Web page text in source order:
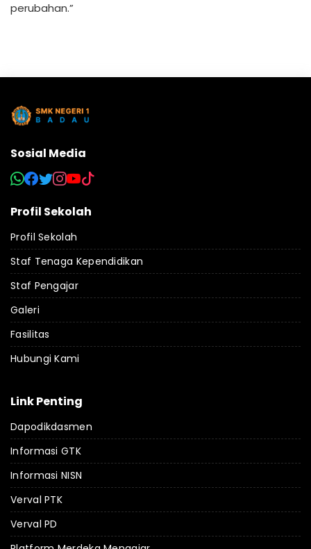
perubahan.”
Sosial Media
Profil Sekolah
Profil Sekolah
Staf Tenaga Kependidikan
Staf Pengajar
Galeri
Fasilitas
Hubungi Kami
Link Penting
Dapodikdasmen
Informasi GTK
Informasi NISN
Verval PTK
Verval PD